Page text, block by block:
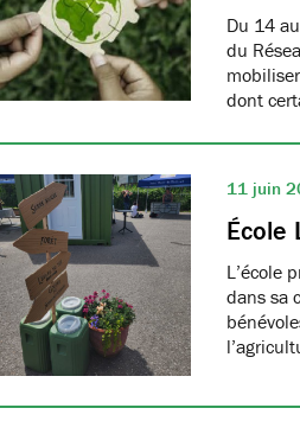
Du 14
du
dont
11 juin
École
L’école
dans sa